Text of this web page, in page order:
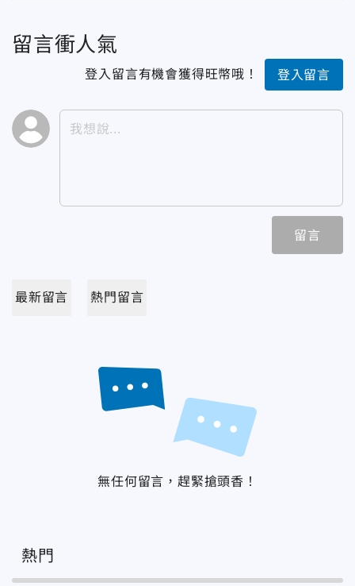
留言衝人氣
登入留言有機會獲得旺幣哦！ 登入留言
留言
最新留言 熱門留言
無任何留言，趕緊搶頭香！
熱門